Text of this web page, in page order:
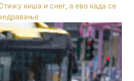
киша и снег, а ево када се